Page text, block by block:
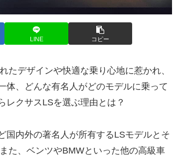
LINE コピー
たデザインや快適な乗り心地に惹かれ、
体、どんな有名人がどのモデルに乗って
レクサスLSを選ぶ理由とは？
国内外の著名人が所有するLSモデルとそ
た、ベンツやBMWといった他の高級車